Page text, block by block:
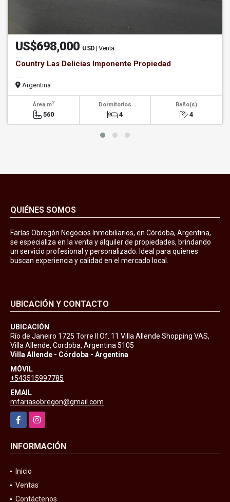
US$698,000 USD | Venta
Country Las Delicias Imponente Propiedad
Argentina
Área m2
560
Dormitorios
4
Baño(s)
4
QUIÉNES SOMOS
Farías Obregón Negocios Inmobiliarios, en Córdoba, Argentina,
se especializa en la venta y alquiler de propiedades, brindando
un servicio profesional y personalizado. Ideal para quienes
buscan experiencia y calidad en el mercado local.
UBICACIÓN Y CONTACTO
UBICACIÓN
Río de Janeiro 1725 Torre II Of. 11 Villa Allende Shopping VAS,
Villa Allende, Cordoba, Argentina 5105
Villa Allende - Córdoba - Argentina
MÓVIL
+543515997785
EMAIL
mfariasobregon@gmail.com
FacebookInstagram
INFORMACIÓN
Inicio
Ventas
Contáctenos